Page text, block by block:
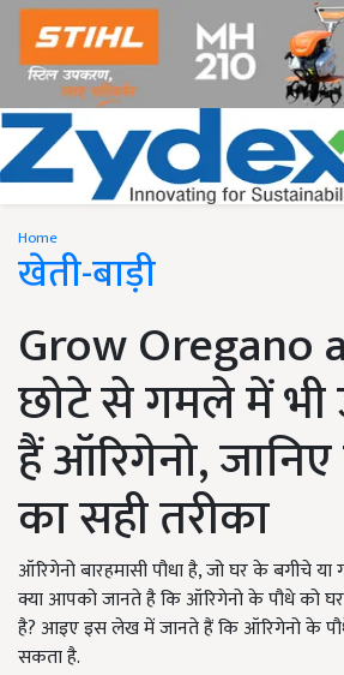
Home
खेती-बाड़ी
Grow Oregano
छोटे से गमले में
हैं ऑरिगेनो,
का सही तरीका
ऑरिगेनो बारहमासी पौधा है, जो घर के बगीचे
क्या आपको जानते है कि ऑरिगेनो के पौधे को
है? आइए इस लेख में जानते हैं कि ऑरिगेनो के
सकता है.